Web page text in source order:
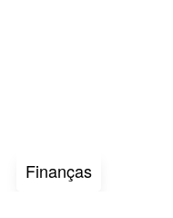
Finanças